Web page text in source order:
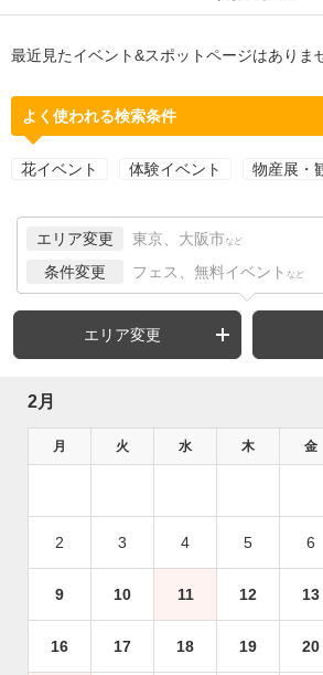
最近見たイベント&スポットページはありま
よく使われる検索条件
花イベント 体験イベント 物産展・
エリア変更 東京、大阪市 など
条件変更 フェス、無料イベント など
エリア変更
2月
月 火 水 木 金
2 3 4 5 6
9 10 11 12 13
16 17 18 19 20